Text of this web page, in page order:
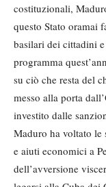
costituzionali,
questo Stato oramai
basilari dei cittadini
programma
su ciò che resta del
messo alla porta
investito dalle
Maduro ha voltato
e aiuti economici a
dell’avversione